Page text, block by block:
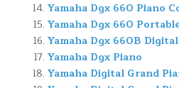
Yamaha Dgx 660 Piano
Yamaha Dgx 660
Yamaha Dgx 660B
Yamaha Dgx Piano
Yamaha Digital Grand